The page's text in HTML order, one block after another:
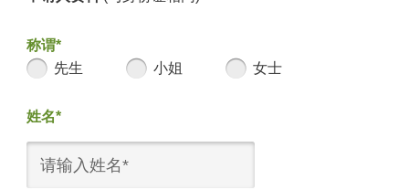
称谓*
先生
小姐 女士
姓名*